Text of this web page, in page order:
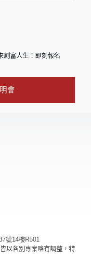
創富人生！即刻報名
會
號14樓R501
以各別專案略有調整，特